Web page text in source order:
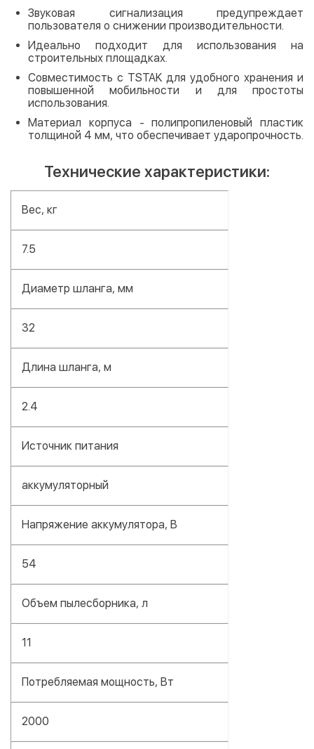
Звуковая сигнализация предупреждает
пользователя о снижении производительности.
Идеально подходит для использования на
строительных площадках.
Совместимость с TSTAK для удобного хранения и
повышенной мобильности и для простоты
использования.
Материал корпуса - полипропиленовый пластик
толщиной 4 мм, что обеспечивает ударопрочность.
Технические характеристики:
Вес, кг
7.5
Диаметр шланга, мм
32
Длина шланга, м
2.4
Источник питания
аккумуляторный
Напряжение аккумулятора, В
54
Объем пылесборника, л
11
Потребляемая мощность, Вт
2000